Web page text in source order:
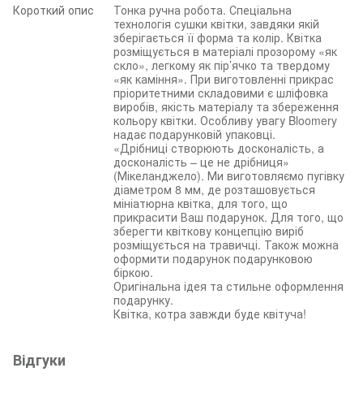
Короткий опис
Тонка ручна робота. Спеціальна
технологія сушки квітки, завдяки якій
зберігається її форма та колір. Квітка
розміщується в матеріалі прозорому «як
скло», легкому як пір’ячко та твердому
«як каміння». При виготовленні прикрас
пріоритетними складовими є шліфовка
виробів, якість матеріалу та збереження
кольору квітки. Особливу увагу Bloomery
надає подарунковій упаковці.
«Дрібниці створюють досконалість, а
досконалість – це не дрібниця»
(Мікеланджело). Ми виготовляємо пугівку
діаметром 8 мм, де розташовується
мініатюрна квітка, для того, що
прикрасити Ваш подарунок. Для того, що
зберегти квіткову концепцію виріб
розміщується на травичці. Також можна
оформити подарунок подарунковою
біркою.
Оригінальна ідея та стильне оформлення
подарунку.
Квітка, котра завжди буде квітуча!
Відгуки